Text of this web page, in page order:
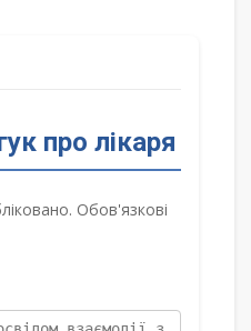
про лікаря
Обов'язкові